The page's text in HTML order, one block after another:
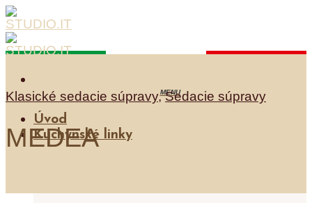
Skip
to
content
Úvod
Kuchynské linky
Klasické sedacie súpravy,Sedacie súpravy
MEDEA